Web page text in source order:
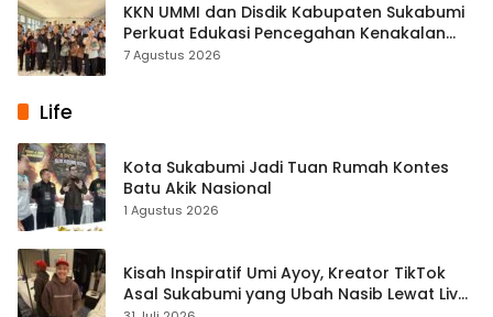
KKN UMMI dan Disdik Kabupaten Sukabumi
Perkuat Edukasi Pencegahan Kenakalan
Remaja di SMPN 2 Tegalbuleud
7 Agustus 2026
Life
Kota Sukabumi Jadi Tuan Rumah Kontes
Batu Akik Nasional
1 Agustus 2026
Kisah Inspiratif Umi Ayoy, Kreator TikTok
Asal Sukabumi yang Ubah Nasib Lewat Live